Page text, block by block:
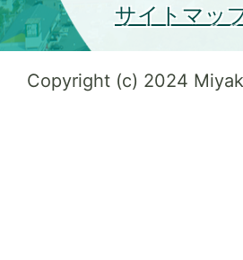
サイトマッ
Copyright (c) 2024